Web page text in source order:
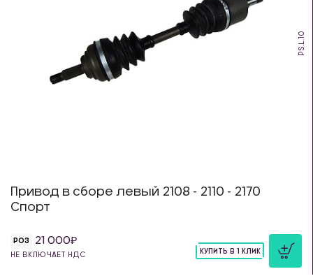
PS.L.10
Привод в сборе левый 2108 - 2110 - 2170
Спорт
РОЗ 21 000
НЕ ВКЛЮЧАЕТ НДС
КУПИТЬ В 1 КЛИК